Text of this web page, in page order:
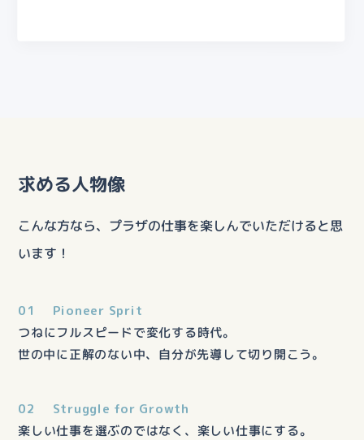
求める人物像
こんな方なら、プラザの仕事を楽しんでいただけると思
います！
01 Pioneer Sprit
つねにフルスピードで変化する時代。
世の中に正解のない中、自分が先導して切り開こう。
02 Struggle for Growth
楽しい仕事を選ぶのではなく、楽しい仕事にする。